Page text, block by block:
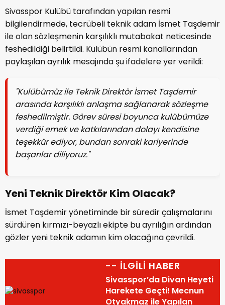
Sivasspor Kulübü tarafından yapılan resmi
bilgilendirmede, tecrübeli teknik adam İsmet Taşdemir
ile olan sözleşmenin karşılıklı mutabakat neticesinde
feshedildiği belirtildi. Kulübün resmi kanallarından
paylaşılan ayrılık mesajında şu ifadelere yer verildi:
"Kulübümüz ile Teknik Direktör İsmet Taşdemir
arasında karşılıklı anlaşma sağlanarak sözleşme
feshedilmiştir. Görev süresi boyunca kulübümüze
verdiği emek ve katkılarından dolayı kendisine
teşekkür ediyor, bundan sonraki kariyerinde
başarılar diliyoruz."
Yeni Teknik Direktör Kim Olacak?
İsmet Taşdemir yönetiminde bir süredir çalışmalarını
sürdüren kırmızı-beyazlı ekipte bu ayrılığın ardından
gözler yeni teknik adamın kim olacağına çevrildi.
-- İLGİLİ HABER
Sivasspor’da Divan Heyeti
Harekete Geçti! Mecnun
Otyakmaz ile Yapılan